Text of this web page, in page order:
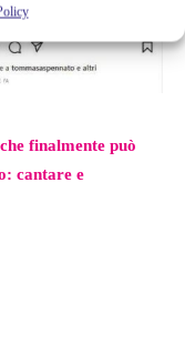
finalmente può
cantare e